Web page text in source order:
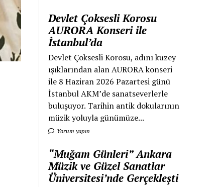
Devlet Çoksesli Korosu
AURORA Konseri ile
İstanbul’da
Devlet Çoksesli Korosu, adını kuzey
ışıklarından alan AURORA konseri
ile 8 Haziran 2026 Pazartesi günü
İstanbul AKM’de sanatseverlerle
buluşuyor. Tarihin antik dokularının
müzik yoluyla günümüze...
Yorum yapın
“Muğam Günleri” Ankara
Müzik ve Güzel Sanatlar
Üniversitesi’nde Gerçekleşti